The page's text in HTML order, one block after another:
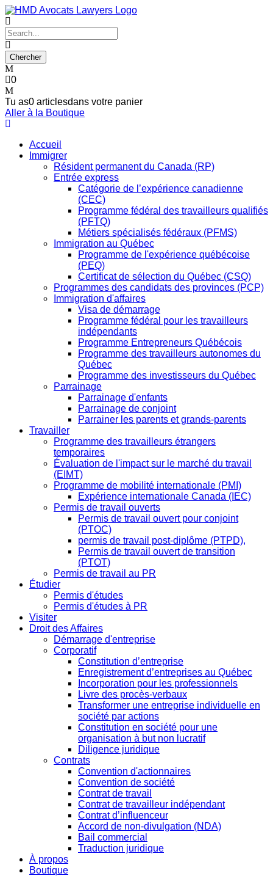
0
Tu as0 articlesdans votre panier
Aller à la Boutique
Accueil
Immigrer
Résident permanent du Canada (RP)
Entrée express
Catégorie de l’expérience canadienne
(CEC)
Programme fédéral des travailleurs qualifiés
(PFTQ)
Métiers spécialisés fédéraux (PFMS)
Immigration au Québec
Programme de l'expérience québécoise
(PEQ)
Certificat de sélection du Québec (CSQ)
Programmes des candidats des provinces (PCP)
Immigration d'affaires
Visa de démarrage
Programme fédéral pour les travailleurs
indépendants
Programme Entrepreneurs Québécois
Programme des travailleurs autonomes du
Québec
Programme des investisseurs du Québec
Parrainage
Parrainage d'enfants
Parrainage de conjoint
Parrainer les parents et grands-parents
Travailler
Programme des travailleurs étrangers
temporaires
Évaluation de l'impact sur le marché du travail
(EIMT)
Programme de mobilité internationale (PMI)
Expérience internationale Canada (IEC)
Permis de travail ouverts
Permis de travail ouvert pour conjoint
(PTOC)
permis de travail post-diplôme (PTPD),
Permis de travail ouvert de transition
(PTOT)
Permis de travail au PR
Étudier
Permis d'études
Permis d'études à PR
Visiter
Droit des Affaires
Démarrage d'entreprise
Corporatif
Constitution d’entreprise
Enregistrement d’entreprises au Québec
Incorporation pour les professionnels
Livre des procès-verbaux
Transformer une entreprise individuelle en
société par actions
Constitution en société pour une
organisation à but non lucratif
Diligence juridique
Contrats
Convention d'actionnaires
Convention de société
Contrat de travail
Contrat de travailleur indépendant
Contrat d’influenceur
Accord de non-divulgation (NDA)
Bail commercial
Traduction juridique
À propos
Boutique